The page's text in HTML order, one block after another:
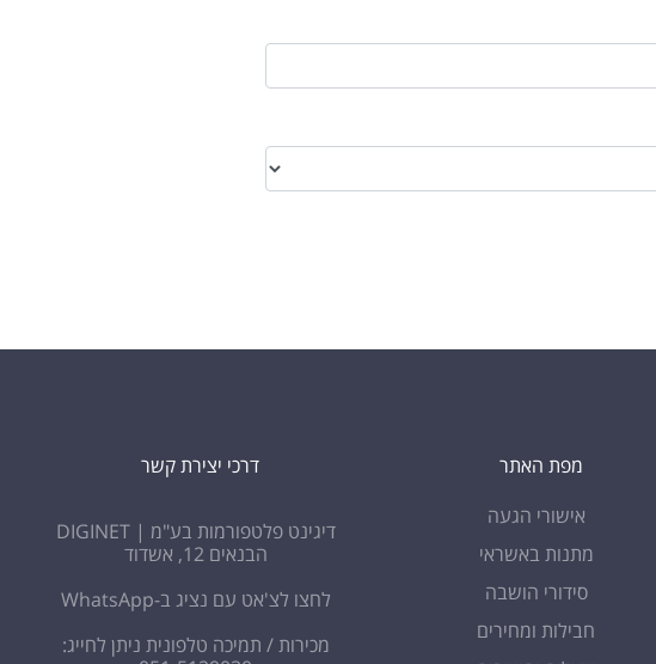
מפת האתר
אישורי הגעה
מתנות באשראי
סידורי הושבה
חבילות ומחירים
דרכי יצירת קשר
דיגינט פלטפורמות בע"מ | DIGINET
הבנאים 12, אשדוד
לחצו לצ'אט עם נציג ב-WhatsApp
מכירות / תמיכה טלפונית ניתן לחייג: